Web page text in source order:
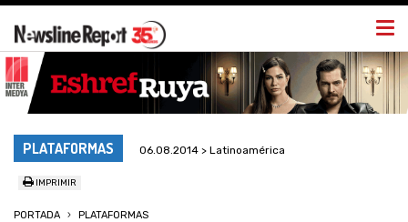
PLATAFORMAS 06.08.2014 > Latinoamérica
IMPRIMIR
PORTADA PLATAFORMAS